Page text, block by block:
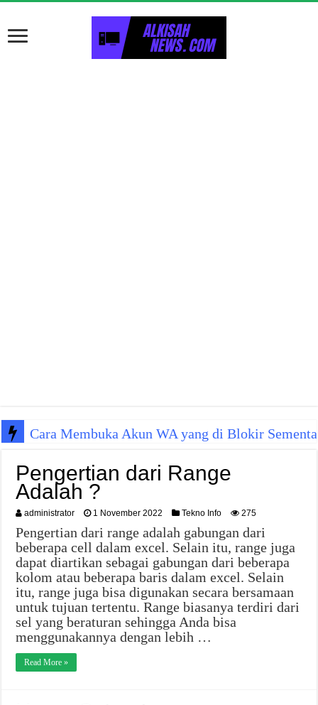
Cara Membuka Akun WA yang di Blokir
Pengertian dari Range
Adalah ?
administrator 1 November 2022 Tekno Info 275
Pengertian dari range adalah gabungan dari
beberapa cell dalam excel. Selain itu, range juga
dapat diartikan sebagai gabungan dari beberapa
kolom atau beberapa baris dalam excel. Selain
itu, range juga bisa digunakan secara bersamaan
untuk tujuan tertentu. Range biasanya terdiri dari
sel yang beraturan sehingga Anda bisa
menggunakannya dengan lebih …
Read More »